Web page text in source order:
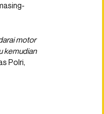
motor
kemudian
Polri,